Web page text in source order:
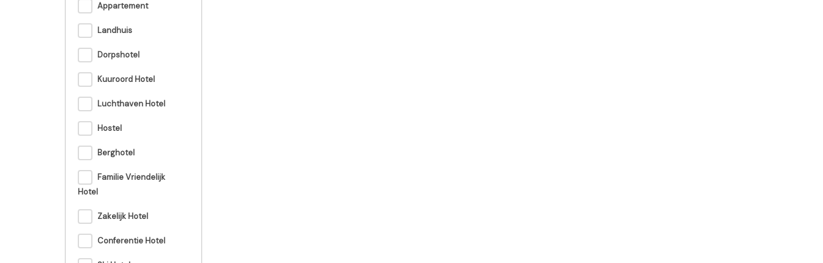
Appartement
Landhuis
Dorpshotel
Kuuroord Hotel
Luchthaven Hotel
Hostel
Berghotel
Familie Vriendelijk
Hotel
Zakelijk Hotel
Conferentie Hotel